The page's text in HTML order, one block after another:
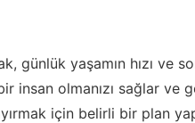
günlük yaşamın hızı ve
insan olmanızı sağlar ve
için belirli bir plan